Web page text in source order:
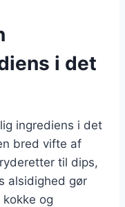
i det
ingrediens i det
bred vifte af
til dips,
alsidighed gør
og